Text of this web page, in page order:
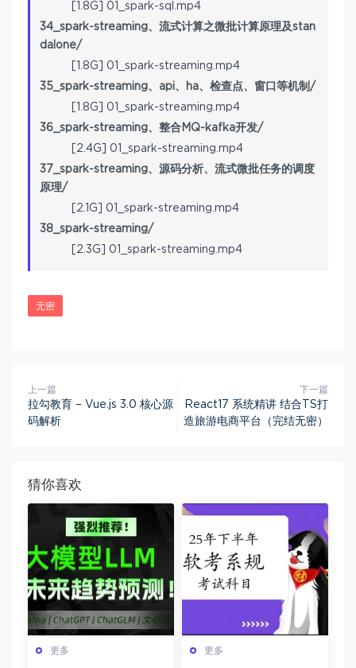
[1.8G] 01_spark-sql.mp4
34_spark-streaming、流式计算之微批计算原理及stan
dalone/
[1.8G] 01_spark-streaming.mp4
35_spark-streaming、api、ha、检查点、窗口等机制/
[1.8G] 01_spark-streaming.mp4
36_spark-streaming、整合MQ-kafka开发/
[2.4G] 01_spark-streaming.mp4
37_spark-streaming、源码分析、流式微批任务的调度
原理/
[2.1G] 01_spark-streaming.mp4
38_spark-streaming/
[2.3G] 01_spark-streaming.mp4
无密
上一篇
拉勾教育 – Vue.js 3.0 核心源
码解析
下一篇
React17 系统精讲 结合TS打
造旅游电商平台（完结无密）
猜你喜欢
更多 更多